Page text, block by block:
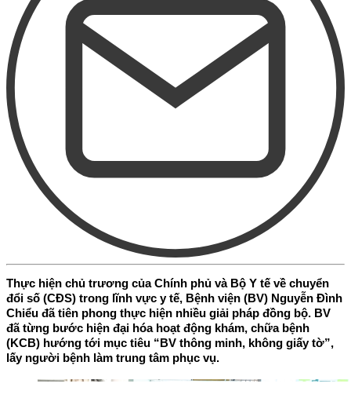
Thực hiện chủ trương của Chính phủ và Bộ Y tế về chuyển
đổi số (CĐS) trong lĩnh vực y tế, Bệnh viện (BV) Nguyễn Đình
Chiểu đã tiên phong thực hiện nhiều giải pháp đồng bộ. BV
đã từng bước hiện đại hóa hoạt động khám, chữa bệnh
(KCB) hướng tới mục tiêu “BV thông minh, không giấy tờ”,
lấy người bệnh làm trung tâm phục vụ.